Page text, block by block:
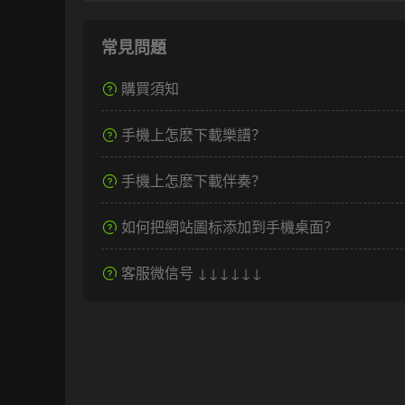
常見問題
購買須知
手機上怎麽下載樂譜？
手機上怎麽下載伴奏？
如何把網站圖标添加到手機桌面？
客服微信号 ↓↓↓↓↓↓